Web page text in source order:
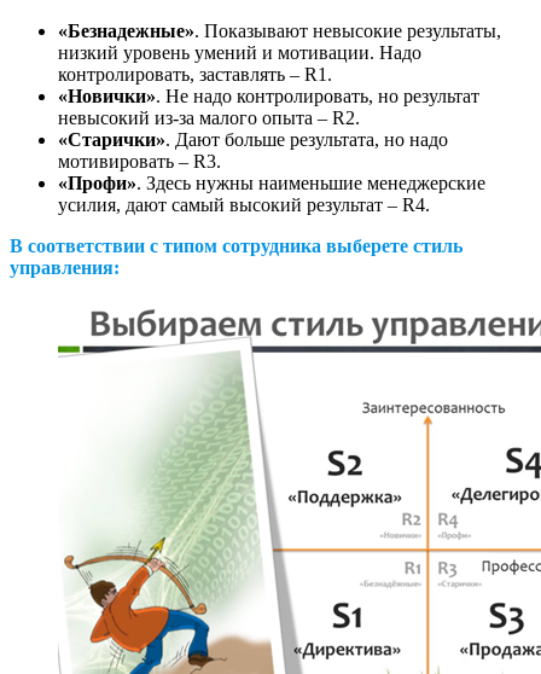
«Безнадежные». Показывают невысокие результаты,
низкий уровень умений и мотивации. Надо
контролировать, заставлять – R1.
«Новички». Не надо контролировать, но результат
невысокий из-за малого опыта – R2.
«Старички». Дают больше результата, но надо
мотивировать – R3.
«Профи». Здесь нужны наименьшие менеджерские
усилия, дают самый высокий результат – R4.
В соответствии с типом сотрудника выберете стиль
управления: